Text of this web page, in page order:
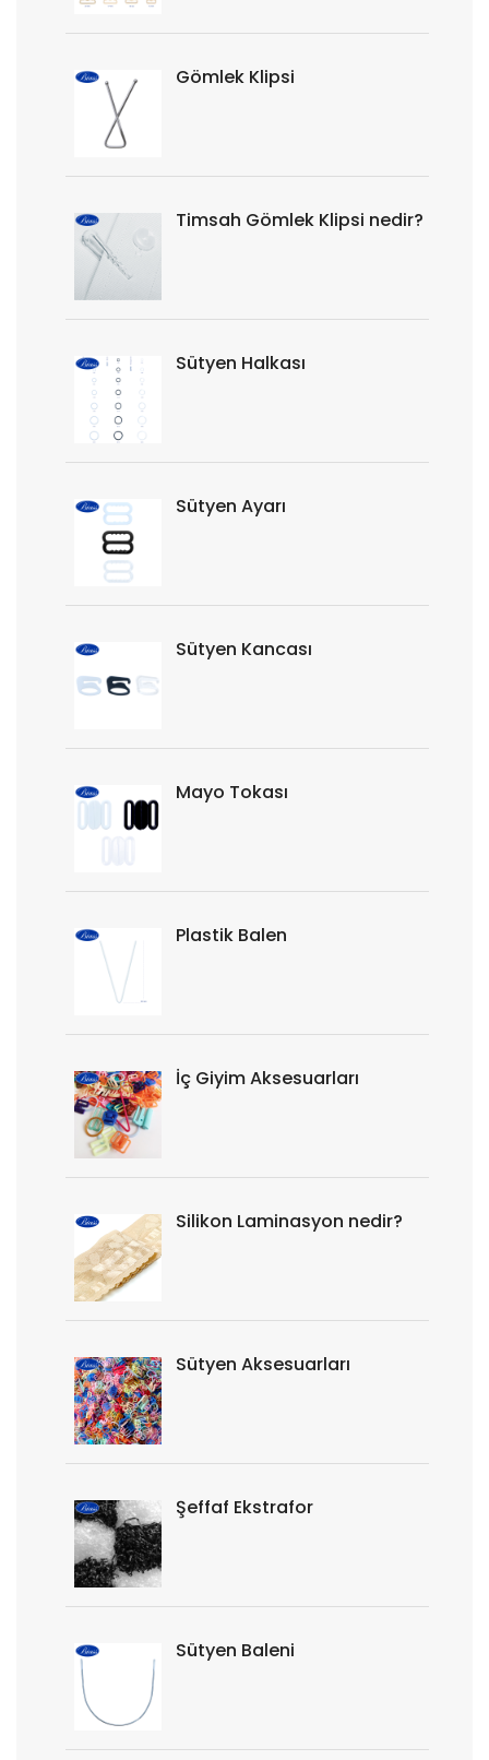
Gömlek Klipsi
Timsah Gömlek Klipsi nedir?
Sütyen Halkası
Sütyen Ayarı
Sütyen Kancası
Mayo Tokası
Plastik Balen
İç Giyim Aksesuarları
Silikon Laminasyon nedir?
Sütyen Aksesuarları
Şeffaf Ekstrafor
Sütyen Baleni